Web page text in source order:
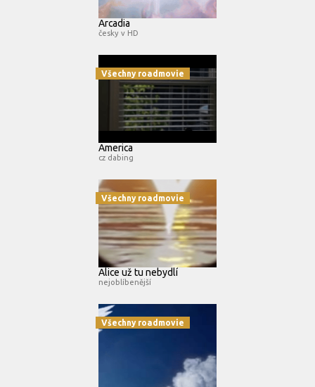
Arcadia
česky v HD
Všechny roadmovie
America
cz dabing
Všechny roadmovie
Alice už tu nebydlí
nejoblíbenější
Všechny roadmovie